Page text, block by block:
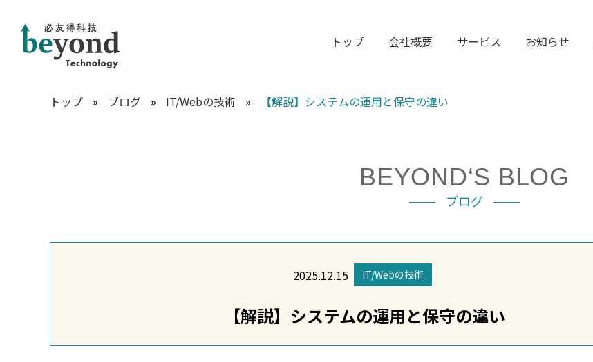
トップ 会社概要 サービス お知らせ
トップ » ブログ » IT/Webの技術 » 【解説】システムの運用と保守の違い
BEYOND‘S BLOG
ブログ
2025.12.15 IT/Webの技術
【解説】システムの運用と保守の違い